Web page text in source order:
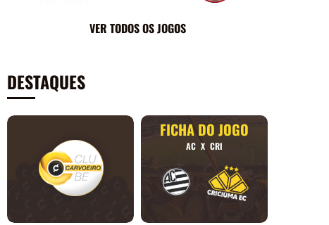
VER TODOS OS JOGOS
DESTAQUES
FICHA DO JOGO
AC X CRI